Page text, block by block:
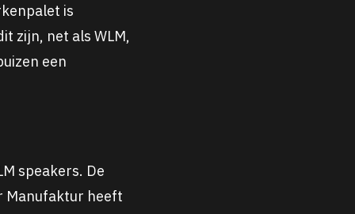
is
zijn, net als WLM,
een
speakers. De
Manufaktur heeft